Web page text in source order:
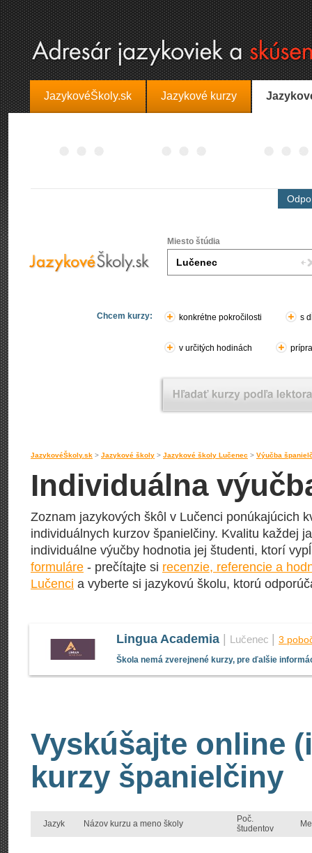
JazykovéŠkoly.sk Jazykové kurzy
Miesto štúdia
Chcem kurzy: konkrétne pokročilosti s
v určitých hodinách
JazykovéŠkoly.sk > Jazykové školy > Jazykové školy Lučenec > Výučba
Individuálna
Zoznam jazykových škôl v Lučenci ponúkajúcich
individuálnych kurzov španielčiny. Kvalitu každej
individuálne výučby hodnotia jej študenti, ktorí
formuláre - prečítajte si recenzie, referencie a
Lučenci a vyberte si jazykovú školu, ktorú
Lingua Academia Lučenec 3
Škola nemá zverejnené kurzy, pre ďalšie
Vyskúšajte online
kurzy španielčiny
Jazyk Názov kurzu a meno školy
Poč.
študentov